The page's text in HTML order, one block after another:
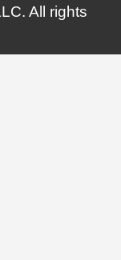
All rights